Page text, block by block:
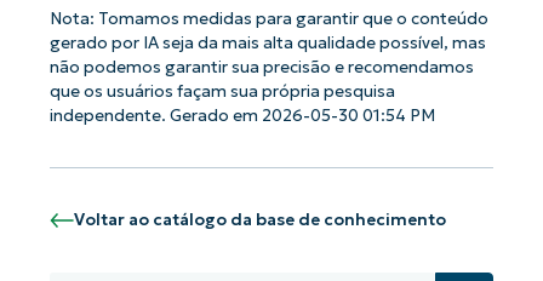
Nota: Tomamos medidas para garantir que o conteúdo
gerado por IA seja da mais alta qualidade possível, mas
não podemos garantir sua precisão e recomendamos
que os usuários façam sua própria pesquisa
independente. Gerado em 2026-05-30 01:54 PM
Voltar ao catálogo da base de conhecimento
País
Company
name*